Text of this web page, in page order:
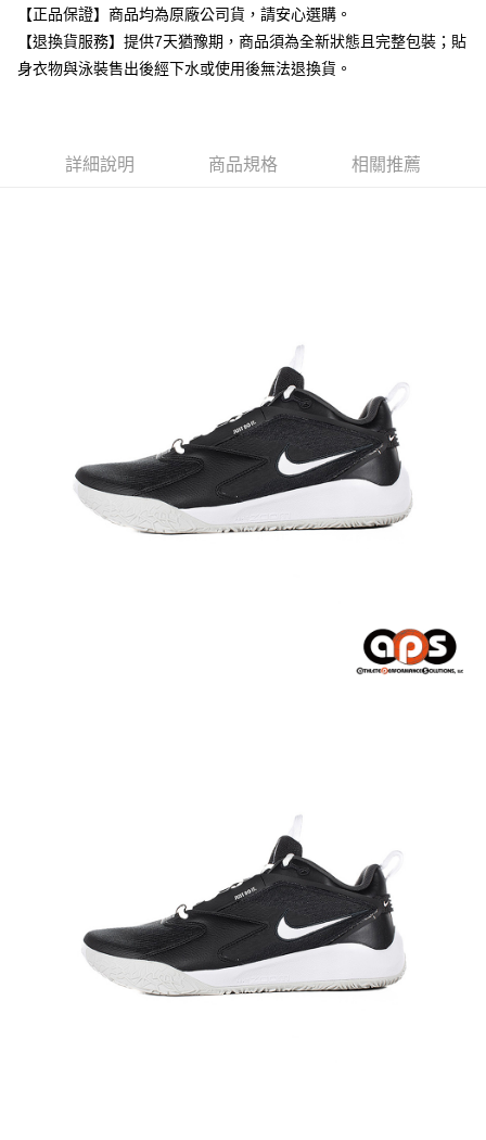
付款後7-11取貨
每筆NT$80，滿NT$599(含以上)免運費
宅配
【正品保證】商品均為原廠公司貨，請安心選購。
【退換貨服務】提供7天猶豫期，商品須為全新狀態且完整包裝；貼
身衣物與泳裝售出後經下水或使用後無法退換貨。
詳細說明 商品規格 相關推薦